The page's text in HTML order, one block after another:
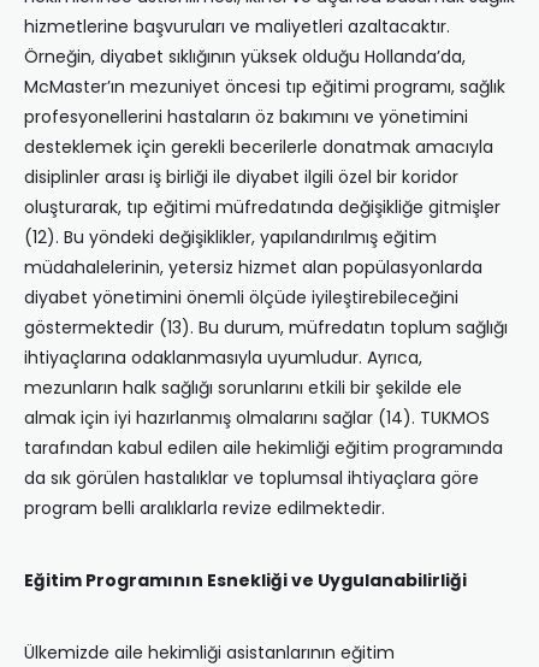
hizmetlerine başvuruları ve maliyetleri azaltacaktır.
Örneğin, diyabet sıklığının yüksek olduğu Hollanda’da,
McMaster’ın mezuniyet öncesi tıp eğitimi programı, sağlık
profesyonellerini hastaların öz bakımını ve yönetimini
desteklemek için gerekli becerilerle donatmak amacıyla
disiplinler arası iş birliği ile diyabet ilgili özel bir koridor
oluşturarak, tıp eğitimi müfredatında değişikliğe gitmişler
(12). Bu yöndeki değişiklikler, yapılandırılmış eğitim
müdahalelerinin, yetersiz hizmet alan popülasyonlarda
diyabet yönetimini önemli ölçüde iyileştirebileceğini
göstermektedir (13). Bu durum, müfredatın toplum sağlığı
ihtiyaçlarına odaklanmasıyla uyumludur. Ayrıca,
mezunların halk sağlığı sorunlarını etkili bir şekilde ele
almak için iyi hazırlanmış olmalarını sağlar (14). TUKMOS
tarafından kabul edilen aile hekimliği eğitim programında
da sık görülen hastalıklar ve toplumsal ihtiyaçlara göre
program belli aralıklarla revize edilmektedir.
Eğitim Programının Esnekliği ve Uygulanabilirliği
Ülkemizde aile hekimliği asistanlarının eğitim